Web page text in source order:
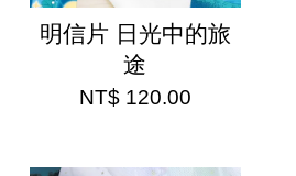
明信片 日光中的旅
途
NT$ 120.00